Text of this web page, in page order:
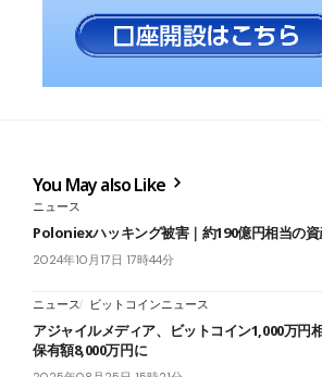
You May also Like
ニュース
Poloniexハッキング被害｜約190億円相当の
2024年10月17日 17時44分
ニュース ビットコインニュース
アジャイルメディア、ビットコイン1,000万円
保有額8,000万円に